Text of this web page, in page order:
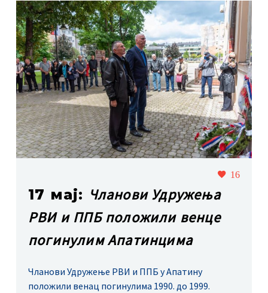
16
17 мај: Чланови Удружења
РВИ и ППБ положили венце
погинулим Апатинцима
Чланови Удружење РВИ и ППБ у Апатину
положили венац погинулима 1990. до 1999.